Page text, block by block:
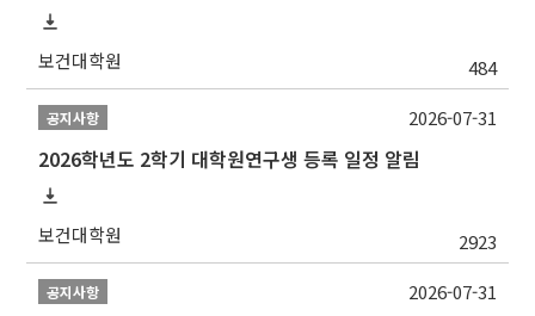
보건대학원 484
공지사항
2026학년도 2학기 대학원연구생 등록 일정 알림
보건대학원 2923
2026-07-31
공지사항 2026-07-31